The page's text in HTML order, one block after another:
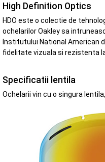
High Definition Optics
HDO este o colectie de
ochelarilor Oakley sa
Institutului National American
fidelitate vizuala si rezistenta
Specificatii lentila
Ochelarii vin cu o singura